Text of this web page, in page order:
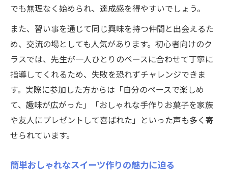
材料が少ない超簡単お菓子習得法
材料少なめスイーツを習い事で楽しく練習
超簡単お菓子で手作りスイーツの第一歩
習い事で学ぶ時短＆簡単スイーツレシピ
手作りお菓子のコツを材料選びから伝授
人気の材料少ないスイーツで女子力向上
女子力高い手作りお菓子の魅力を解説
手作りスイーツで女子力アップの秘訣を紹
介
習い事で叶うおしゃれ可愛いお菓子作り体
でも無理なく始められ、達成感を得やすいでしょう。
また、習い事を通じて同じ興味を持つ仲間と出会えるた
め、交流の場としても人気があります。初心者向けのク
ラスでは、先生が一人ひとりのペースに合わせて丁寧に
指導してくれるため、失敗を恐れずチャレンジできま
す。実際に参加した方からは「自分のペースで楽しめ
て、趣味が広がった」「おしゃれな手作りお菓子を家族
や友人にプレゼントして喜ばれた」といった声も多く寄
せられています。
簡単おしゃれなスイーツ作りの魅力に迫る